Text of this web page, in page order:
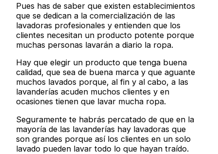
Pues has de saber que existen establecimientos
que se dedican a la comercialización de las
lavadoras profesionales y entienden que los
clientes necesitan un producto potente porque
muchas personas lavarán a diario la ropa.
Hay que elegir un producto que tenga buena
calidad, que sea de buena marca y que aguante
muchos lavados porque, al fin y al cabo, a las
lavanderías acuden muchos clientes y en
ocasiones tienen que lavar mucha ropa.
Seguramente te habrás percatado de que en la
mayoría de las lavanderías hay lavadoras que
son grandes porque así los clientes en un solo
lavado pueden lavar todo lo que hayan traído.